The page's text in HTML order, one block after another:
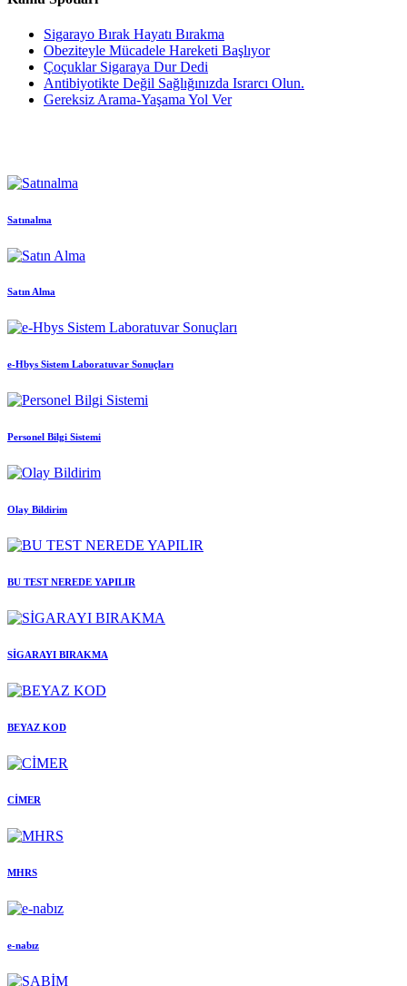
Sigarayo Bırak Hayatı Bırakma
Obeziteyle Mücadele Hareketi Başlıyor
Çoçuklar Sigaraya Dur Dedi
Antibiyotikte Değil Sağlığınızda Israrcı Olun.
Gereksiz Arama-Yaşama Yol Ver
Satınalma
Satın Alma
e-Hbys Sistem Laboratuvar Sonuçları
Personel Bilgi Sistemi
Olay Bildirim
BU TEST NEREDE YAPILIR
SİGARAYI BIRAKMA
BEYAZ KOD
CİMER
MHRS
e-nabız